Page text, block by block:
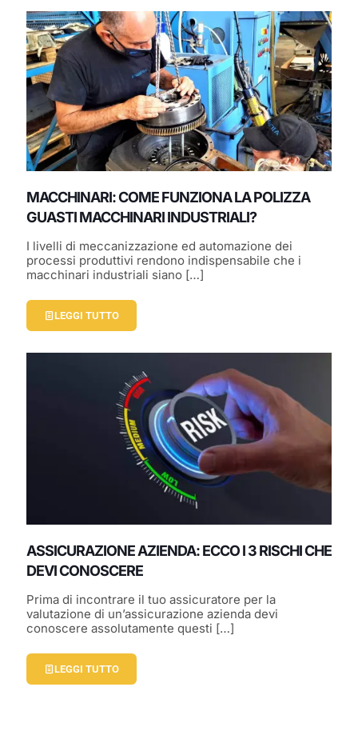
MACCHINARI: COME FUNZIONA LA POLIZZA
GUASTI MACCHINARI INDUSTRIALI?
I livelli di meccanizzazione ed automazione dei
processi produttivi rendono indispensabile che i
macchinari industriali siano […]
LEGGI TUTTO
ASSICURAZIONE AZIENDA: ECCO I 3 RISCHI CHE
DEVI CONOSCERE
Prima di incontrare il tuo assicuratore per la
valutazione di un’assicurazione azienda devi
conoscere assolutamente questi […]
LEGGI TUTTO